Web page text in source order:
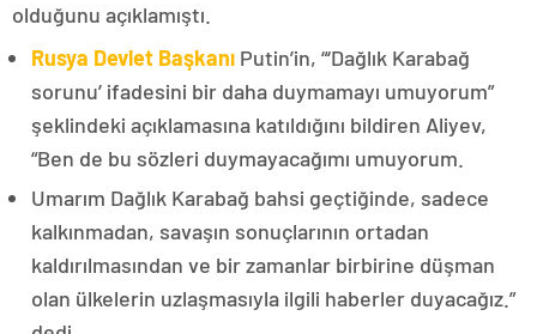
olduğunu açıklamıştı.
Rusya Devlet Başkanı Putin’in, “‘Dağlık Karabağ
sorunu’ ifadesini bir daha duymamayı umuyorum”
şeklindeki açıklamasına katıldığını bildiren Aliyev,
“Ben de bu sözleri duymayacağımı umuyorum.
Umarım Dağlık Karabağ bahsi geçtiğinde, sadece
kalkınmadan, savaşın sonuçlarının ortadan
kaldırılmasından ve bir zamanlar birbirine düşman
olan ülkelerin uzlaşmasıyla ilgili haberler duyacağız.”